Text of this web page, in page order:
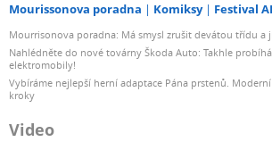
Mourissonova poradna Komiksy Festival
Mourrisonova poradna: Má smysl zrušit devátou třídu a
Nahlédněte do nové továrny Škoda Auto: Takhle
elektromobily!
Vybíráme nejlepší herní adaptace Pána prstenů.
kroky
Video